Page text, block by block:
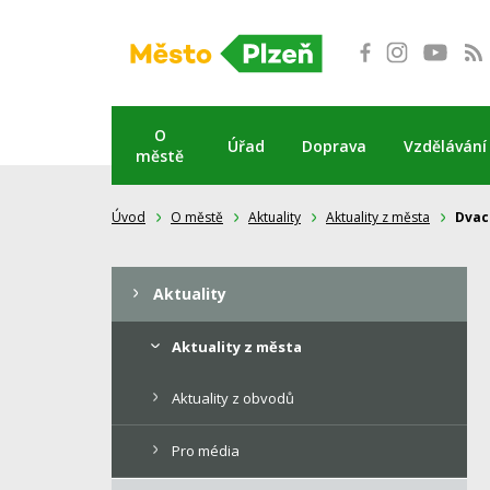
O
městě
Úřad Doprava Vzdělávání
Úvod O městě Aktuality Aktuality z města
Aktuality
Aktuality z města
Aktuality z obvodů
Pro média